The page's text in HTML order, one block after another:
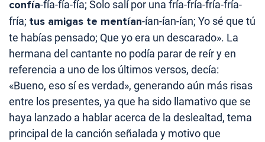
confía-fía-fía-fía; Solo salí por una fría-fría-fría-fría-
fría; tus amigas te mentían-ían-ían-ían; Yo sé que tú
te habías pensado; Que yo era un descarado». La
hermana del cantante no podía parar de reír y en
referencia a uno de los últimos versos, decía:
«Bueno, eso sí es verdad», generando aún más risas
entre los presentes, ya que ha sido llamativo que se
haya lanzado a hablar acerca de la deslealtad, tema
principal de la canción señalada y motivo que